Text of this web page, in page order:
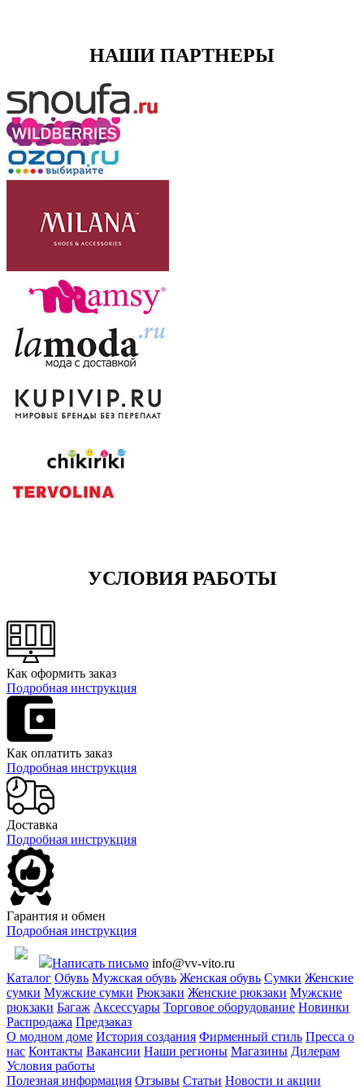
НАШИ ПАРТНЕРЫ
УСЛОВИЯ РАБОТЫ
Как оформить заказ
Подробная инструкция
Как оплатить заказ
Подробная инструкция
Доставка
Подробная инструкция
Гарантия и обмен
Подробная инструкция
Написать письмо info@vv-vito.ru
Каталог Обувь Мужская обувь Женская обувь Сумки Женские
сумки Мужские сумки Рюкзаки Женские рюкзаки Мужские
рюкзаки Багаж Аксессуары Торговое оборудование Новинки
Распродажа Предзаказ
О модном доме История создания Фирменный стиль Пресса о
нас Контакты Вакансии Наши регионы Магазины Дилерам
Условия работы
Полезная информация Отзывы Статьи Новости и акции